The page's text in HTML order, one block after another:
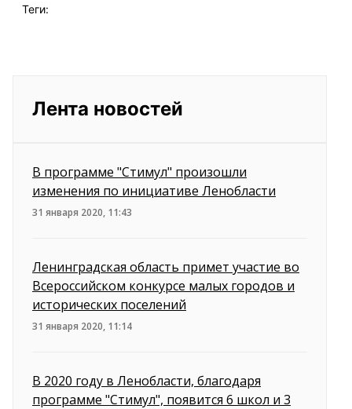
Теги:
Лента новостей
В программе "Стимул" произошли
изменения по инициативе Ленобласти
31 января 2020, 11:43
Ленинградская область примет участие во
Всероссийском конкурсе малых городов и
исторических поселений
31 января 2020, 11:14
В 2020 году в Ленобласти, благодаря
программе "Стимул", появится 6 школ и 3